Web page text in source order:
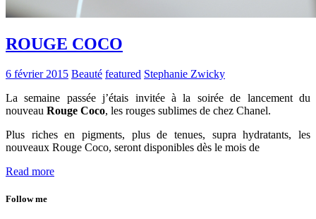
ROUGE COCO
6 février 2015 Beauté featured Stephanie Zwicky
La semaine passée j’étais invitée à la soirée de lancement du
nouveau Rouge Coco, les rouges sublimes de chez Chanel.
Plus riches en pigments, plus de tenues, supra hydratants, les
nouveaux Rouge Coco, seront disponibles dès le mois de
Read more
Follow me